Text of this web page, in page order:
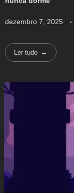
dezembro 7, 2025
Ler tudo